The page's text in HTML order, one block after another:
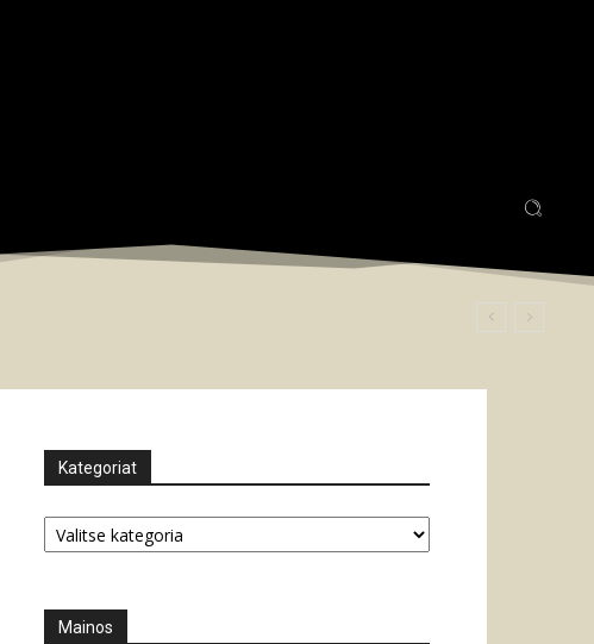
Kategoriat
Kategoriat
Mainos